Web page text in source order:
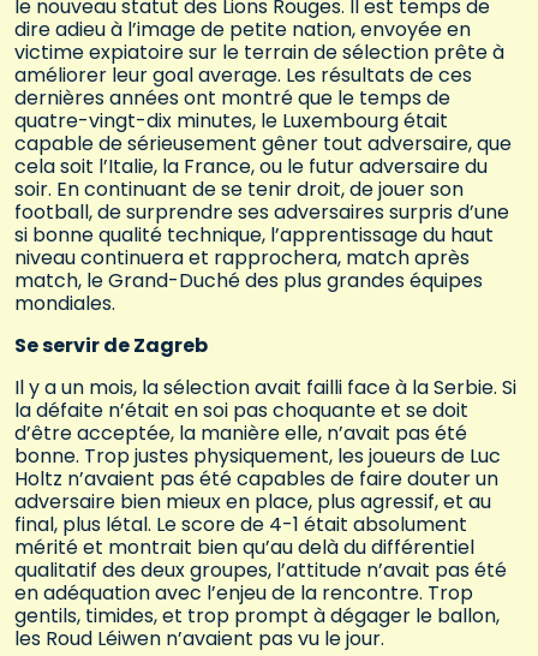
le nouveau statut des Lions Rouges. Il est temps de
dire adieu à l’image de petite nation, envoyée en
victime expiatoire sur le terrain de sélection prête à
améliorer leur goal average. Les résultats de ces
dernières années ont montré que le temps de
quatre-vingt-dix minutes, le Luxembourg était
capable de sérieusement gêner tout adversaire, que
cela soit l’Italie, la France, ou le futur adversaire du
soir. En continuant de se tenir droit, de jouer son
football, de surprendre ses adversaires surpris d’une
si bonne qualité technique, l’apprentissage du haut
niveau continuera et rapprochera, match après
match, le Grand-Duché des plus grandes équipes
mondiales.
Se servir de Zagreb
Il y a un mois, la sélection avait failli face à la Serbie. Si
la défaite n’était en soi pas choquante et se doit
d’être acceptée, la manière elle, n’avait pas été
bonne. Trop justes physiquement, les joueurs de Luc
Holtz n’avaient pas été capables de faire douter un
adversaire bien mieux en place, plus agressif, et au
final, plus létal. Le score de 4-1 était absolument
mérité et montrait bien qu’au delà du différentiel
qualitatif des deux groupes, l’attitude n’avait pas été
en adéquation avec l’enjeu de la rencontre. Trop
gentils, timides, et trop prompt à dégager le ballon,
les Roud Léiwen n’avaient pas vu le jour.